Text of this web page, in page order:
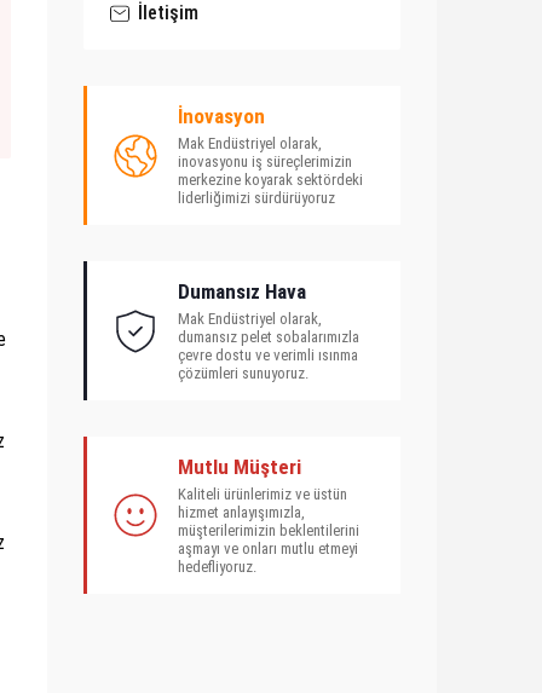
İletişim
İnovasyon
Mak Endüstriyel olarak,
inovasyonu iş süreçlerimizin
merkezine koyarak sektördeki
liderliğimizi sürdürüyoruz
Dumansız Hava
Mak Endüstriyel olarak,
dumansız pelet sobalarımızla
çevre dostu ve verimli ısınma
çözümleri sunuyoruz.
Mutlu Müşteri
Kaliteli ürünlerimiz ve üstün
hizmet anlayışımızla,
müşterilerimizin beklentilerini
aşmayı ve onları mutlu etmeyi
hedefliyoruz.